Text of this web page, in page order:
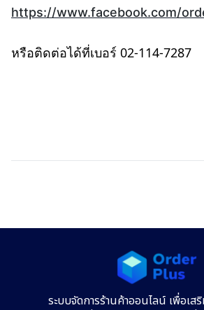
https://www.facebook.com/
หรือติดต่อได้ที่เบอร์ 02-114-7287
ระบบจัดการร้านค้าออนไลน์ เพื่อเส